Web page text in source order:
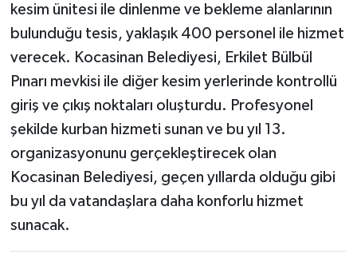
kesim ünitesi ile dinlenme ve bekleme alanlarının
bulunduğu tesis, yaklaşık 400 personel ile hizmet
verecek. Kocasinan Belediyesi, Erkilet Bülbül
Pınarı mevkisi ile diğer kesim yerlerinde kontrollü
giriş ve çıkış noktaları oluşturdu. Profesyonel
şekilde kurban hizmeti sunan ve bu yıl 13.
organizasyonunu gerçekleştirecek olan
Kocasinan Belediyesi, geçen yıllarda olduğu gibi
bu yıl da vatandaşlara daha konforlu hizmet
sunacak.